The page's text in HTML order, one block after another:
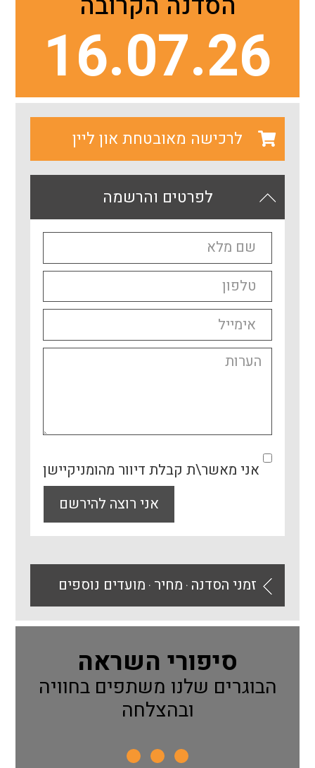
16.07.26
לרכישה מאובטחת און ליין
לפרטים והרשמה
אני מאשר\ת קבלת דיוור מהומניקיישן
אני רוצה להירשם
זמני הסדנה ⚫ מחיר ⚫ מועדים נוספים
סיפורי השראה
הבוגרים שלנו משתפים בחוויה
ובהצלחה